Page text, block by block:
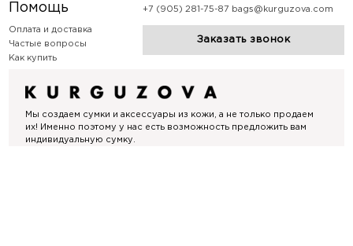
Помощь
Оплата и доставка
Частые вопросы
Как купить
+7 (905) 281-75-87 bags@kurguzova.com
Заказать звонок
Мы создаем сумки и аксессуары из кожи, а не только продаем
их! Именно поэтому у нас есть возможность предложить вам
индивидуальную сумку.